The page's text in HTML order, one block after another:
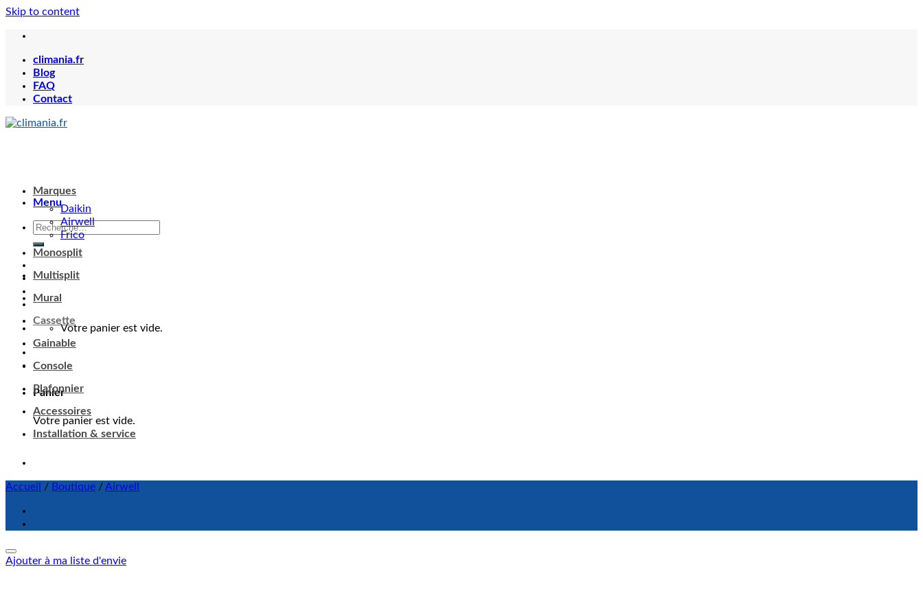
Skip to content
climania.fr
Blog
FAQ
Contact
Panier
Marques
Daikin
Airwell
Frico
Monosplit
Multisplit
Mural
Cassette
Gainable
Console
Plafonnier
Accessoires
Installation & service
Accueil / Boutique /Airwell
Ajouter à ma liste d'envie